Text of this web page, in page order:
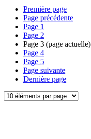
Première page
Page précédente
Page 1
Page 2
Page 3 (page actuelle)
Page 4
Page 5
Page suivante
Dernière page